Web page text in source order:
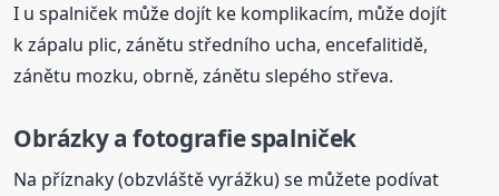
I u spalniček může dojít ke komplikacím, může dojít
k zápalu plic, zánětu středního ucha, encefalitidě,
zánětu mozku, obrně, zánětu slepého střeva.
Obrázky a fotografie spalniček
Na příznaky (obzvláště vyrážku) se můžete podívat